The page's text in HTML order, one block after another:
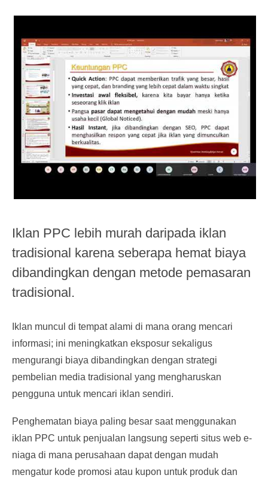
Iklan PPC lebih murah daripada iklan
tradisional karena seberapa hemat biaya
dibandingkan dengan metode pemasaran
tradisional.
Iklan muncul di tempat alami di mana orang mencari
informasi; ini meningkatkan eksposur sekaligus
mengurangi biaya dibandingkan dengan strategi
pembelian media tradisional yang mengharuskan
pengguna untuk mencari iklan sendiri.
Penghematan biaya paling besar saat menggunakan
iklan PPC untuk penjualan langsung seperti situs web e-
niaga di mana perusahaan dapat dengan mudah
mengatur kode promosi atau kupon untuk produk dan